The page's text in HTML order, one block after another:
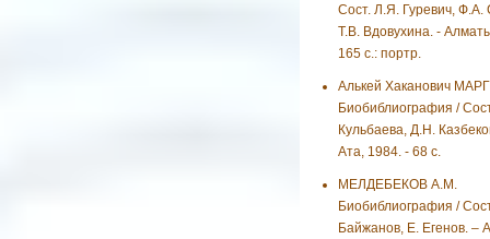
Сост. Л.Я. Гуревич, Ф.А.
Т.В. Вдовухина. -
165 с.: портр.
Алькей Хаканович
Биобиблиография /
Кульбаева, Д.Н.
Ата, 1984. - 68 с.
МЕЛДЕБЕКОВ А.М.
Биобиблиография /
Байжанов, Е. Егенов. –